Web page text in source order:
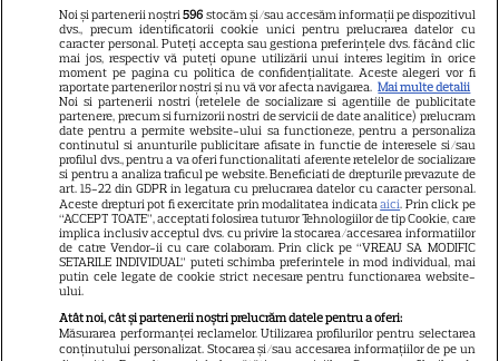
13
Scarlett Johansson și Kristin
Scott Thomas, din nou mamă
și fiică pe ecran în „My
Mother's Wedding”. Când
apare filmul pe SkyShowtime
9
PRIME VIDEO
Jamie Campbell Bower, starul
din „Stranger Things”, intră în
universul „Stăpânul Inelelor”.
Ce rol legendar va interpreta în
sezonul 3
Noi și partenerii noștri596 stocăm și/sau accesăm informații pe dispozitivul
dvs., precum identificatorii cookie unici pentru prelucrarea datelor cu
caracter personal. Puteți accepta sau gestiona preferințele dvs. făcând clic
mai jos, respectiv vă puteți opune utilizării unui interes legitim în orice
moment pe pagina cu politica de confidențialitate. Aceste alegeri vor fi
raportate partenerilor noștri și nu vă vor afecta navigarea. Mai multe detalii
Noi si partenerii nostri (retelele de socializare si agentiile de publicitate
partenere, precum si furnizorii nostri de servicii de date analitice) prelucram
date pentru a permite website-ului sa functioneze, pentru a personaliza
continutul si anunturile publicitare afisate in functie de interesele si/sau
profilul dvs., pentru a va oferi functionalitati aferente retelelor de socializare
si pentru a analiza traficul pe website. Beneficiati de drepturile prevazute de
art. 15-22 din GDPR in legatura cu prelucrarea datelor cu caracter personal.
Aceste drepturi pot fi exercitate prin modalitatea indicataaici. Prin click pe
“ACCEPT TOATE”, acceptati folosirea tuturor Tehnologiilor de tip Cookie, care
implica inclusiv acceptul dvs. cu privire la stocarea/accesarea informatiilor
de catre Vendor-ii cu care colaboram. Prin click pe “VREAU SA MODIFIC
SETARILE INDIVIDUAL” puteti schimba preferintele in mod individual, mai
putin cele legate de cookie strict necesare pentru functionarea website-
ului.
Atât noi, cât și partenerii noștri prelucrăm datele pentru a oferi:
Măsurarea performanței reclamelor. Utilizarea profilurilor pentru selectarea
conținutului personalizat. Stocarea și/sau accesarea informațiilor de pe un